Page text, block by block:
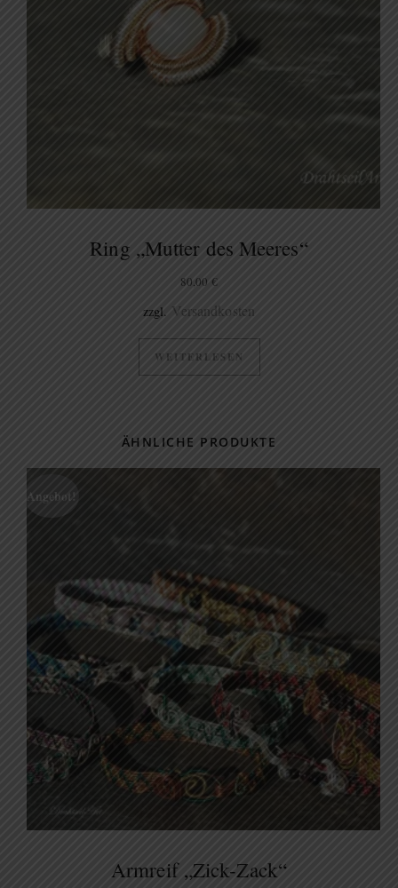
Ring „Mutter des Meeres“
80,00€
zzgl. Versandkosten
WEITERLESEN
ÄHNLICHE PRODUKTE
Angebot!
Armreif „Zick-Zack“